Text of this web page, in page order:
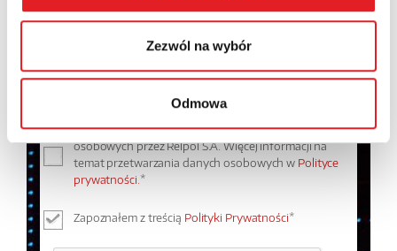
Zezwól na wybór
Odmowa
Wyrażam zgodę na przetwarzanie moich danych
osobowych przez Relpol S.A. Więcej informacji na
temat przetwarzania danych osobowych w Polityce
prywatności.*
Zapoznałem z treścią Polityki Prywatności*